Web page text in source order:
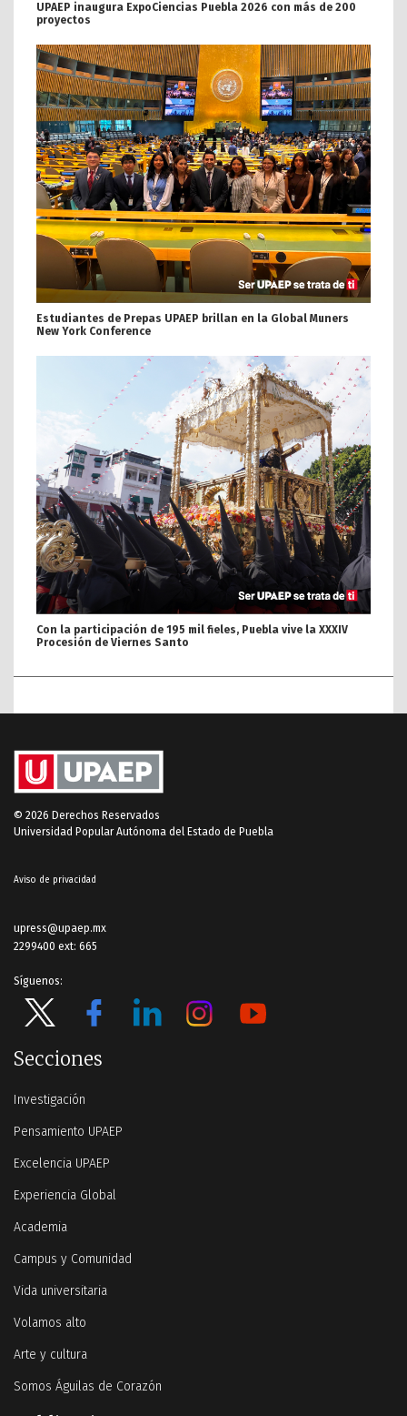
UPAEP inaugura ExpoCiencias Puebla 2026 con más de 200
proyectos
Estudiantes de Prepas UPAEP brillan en la Global Muners
New York Conference
Con la participación de 195 mil fieles, Puebla vive la XXXIV
Procesión de Viernes Santo
© 2026 Derechos Reservados
Universidad Popular Autónoma del Estado de Puebla
Aviso de privacidad
upress@upaep.mx
2299400 ext: 665
Síguenos:
Secciones
Investigación
Pensamiento UPAEP
Excelencia UPAEP
Experiencia Global
Academia
Campus y Comunidad
Vida universitaria
Volamos alto
Arte y cultura
Somos Águilas de Corazón